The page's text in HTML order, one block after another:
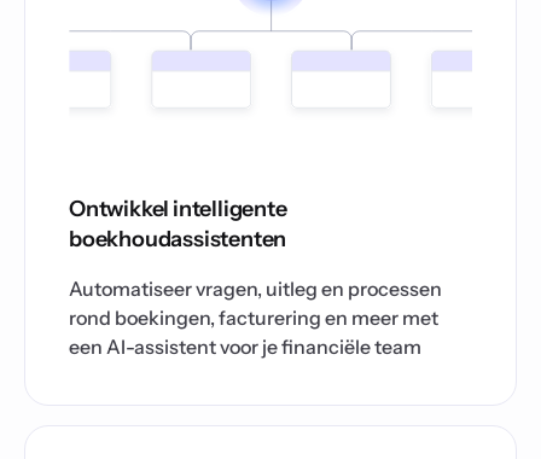
Ontwikkel intelligente
boekhoudassistenten
Automatiseer vragen, uitleg en processen
rond boekingen, facturering en meer met
een AI-assistent voor je financiële team